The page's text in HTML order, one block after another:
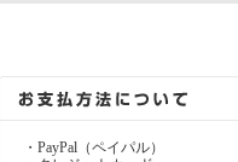
・PayPal（ペイパル）